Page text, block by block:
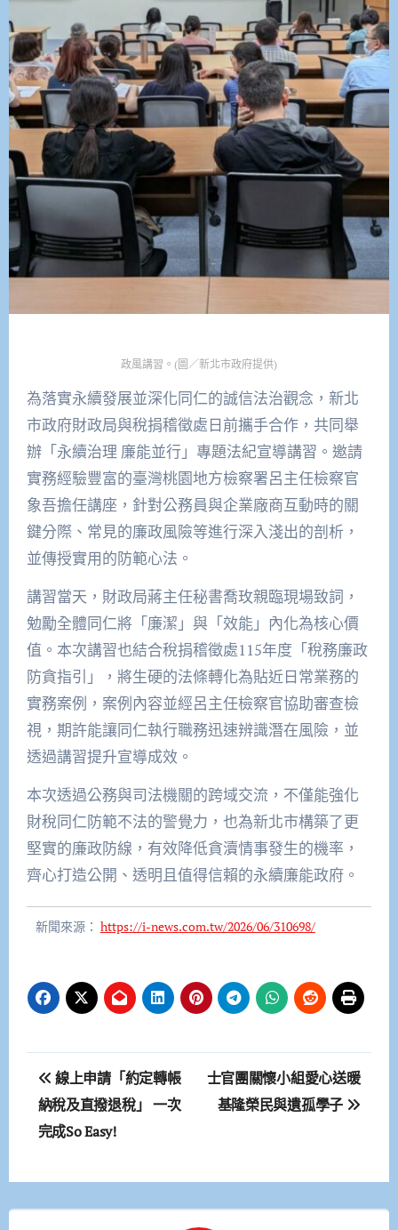
政風講習。(圖／新北市政府提供)
為落實永續發展並深化同仁的誠信法治觀念，新北
市政府財政局與稅捐稽徵處日前攜手合作，共同舉
辦「永續治理 廉能並行」專題法紀宣導講習。邀請
實務經驗豐富的臺灣桃園地方檢察署呂主任檢察官
象吾擔任講座，針對公務員與企業廠商互動時的關
鍵分際、常見的廉政風險等進行深入淺出的剖析，
並傳授實用的防範心法。
講習當天，財政局蔣主任秘書喬玫親臨現場致詞，
勉勵全體同仁將「廉潔」與「效能」內化為核心價
值。本次講習也結合稅捐稽徵處115年度「稅務廉政
防貪指引」，將生硬的法條轉化為貼近日常業務的
實務案例，案例內容並經呂主任檢察官協助審查檢
視，期許能讓同仁執行職務迅速辨識潛在風險，並
透過講習提升宣導成效。
本次透過公務與司法機關的跨域交流，不僅能強化
財稅同仁防範不法的警覺力，也為新北市構築了更
堅實的廉政防線，有效降低貪瀆情事發生的機率，
齊心打造公開、透明且值得信賴的永續廉能政府。
新聞來源： https://i-news.com.tw/2026/06/310698/
文
章
導
覽
線上申請「約定轉帳
納稅及直撥退稅」 一次
完成So Easy!
士官團關懷小組愛心送暖
基隆榮民與遺孤學子